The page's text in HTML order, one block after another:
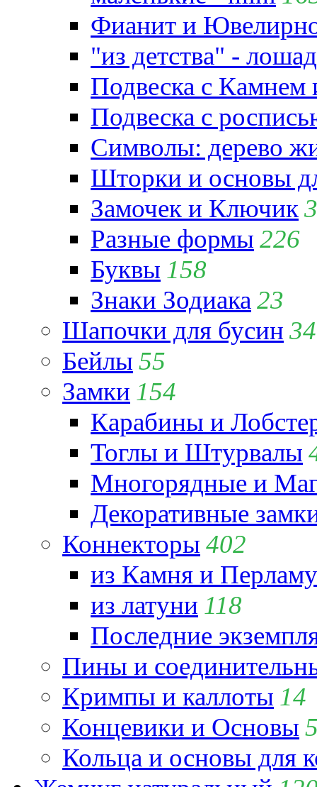
Фианит и
"из детства" -
Подвеска с
Подвеска с
Символы: дерево
Шторки и основы
Замочек и Ключик
Разные формы 226
Буквы 158
Знаки Зодиака 23
Шапочки для бусин 34
Бейлы 55
Замки 154
Карабины и
Тоглы и Штурвалы
Многорядные и
Декоративные
Коннекторы 402
из Камня и
из латуни 118
Последние
Пины и
Кримпы и каллоты 14
Концевики и Основы
Кольца и основы для